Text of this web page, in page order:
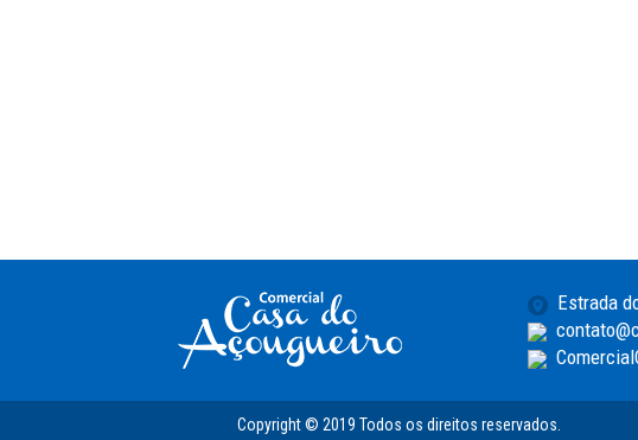
Estrada
Copyright © 2019 Todos os direitos reservados.